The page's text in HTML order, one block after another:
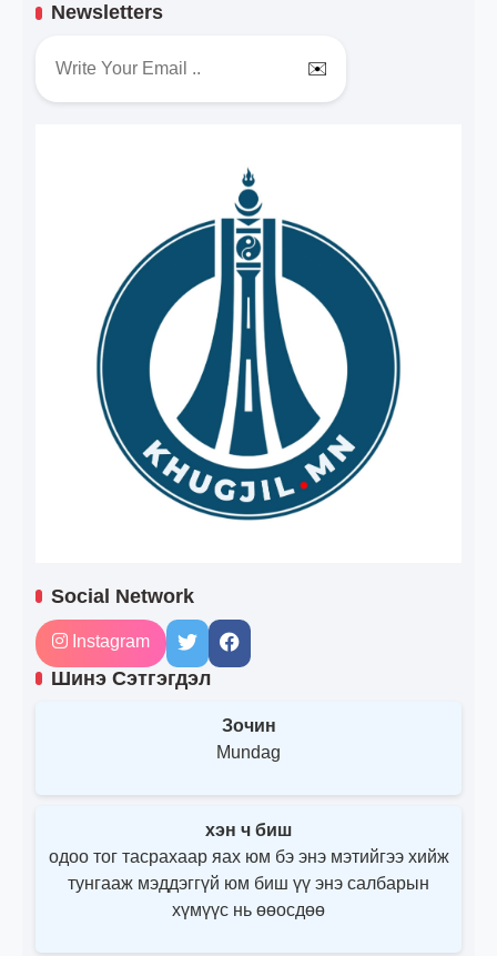
Newsletters
✉️
Social Network
Instagram
Шинэ Сэтгэгдэл
Зочин
Mundag
хэн ч биш
одоо тог тасрахаар яах юм бэ энэ мэтийгээ хийж
тунгааж мэддэггүй юм биш үү энэ салбарын
хүмүүс нь өөосдөө